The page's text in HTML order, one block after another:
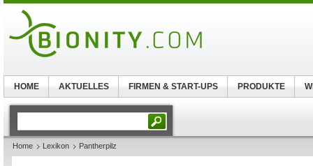
Home Lexikon Pantherpilz
HOME AKTUELLES FIRMEN & START-UPS PRODUKTE